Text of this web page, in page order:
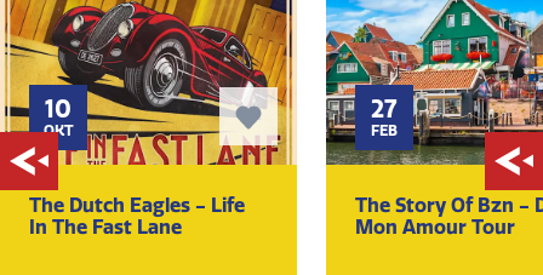
10
OKT
The Dutch Eagles - Life
In The Fast Lane
27
FEB
The Story Of Bzn -
Mon Amour Tour